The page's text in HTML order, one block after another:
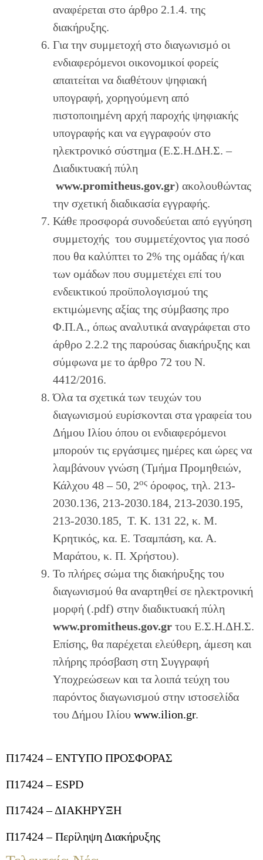
αναφέρεται στο άρθρο 2.1.4. της
διακήρυξης.
Για την συμμετοχή στο διαγωνισμό οι
ενδιαφερόμενοι οικονομικοί φορείς
απαιτείται να διαθέτουν ψηφιακή
υπογραφή, χορηγούμενη από
πιστοποιημένη αρχή παροχής ψηφιακής
υπογραφής και να εγγραφούν στο
ηλεκτρονικό σύστημα (Ε.Σ.Η.ΔΗ.Σ. –
Διαδικτυακή πύλη
www.promitheus.gov.gr) ακολουθώντας
την σχετική διαδικασία εγγραφής.
Κάθε προσφορά συνοδεύεται από εγγύηση
συμμετοχής του συμμετέχοντος για ποσό
που θα καλύπτει το 2% της ομάδας ή/και
των ομάδων που συμμετέχει επί του
ενδεικτικού προϋπολογισμού της
εκτιμώμενης αξίας της σύμβασης προ
Φ.Π.Α., όπως αναλυτικά αναγράφεται στο
άρθρο 2.2.2 της παρούσας διακήρυξης και
σύμφωνα με το άρθρο 72 του Ν.
4412/2016.
Όλα τα σχετικά των τευχών του
διαγωνισμού ευρίσκονται στα γραφεία του
Δήμου Ιλίου όπου οι ενδιαφερόμενοι
μπορούν τις εργάσιμες ημέρες και ώρες να
λαμβάνουν γνώση (Τμήμα Προμηθειών,
Κάλχου 48 – 50, 2ος όροφος, τηλ. 213-
2030.136, 213-2030.184, 213-2030.195,
213-2030.185, Τ. Κ. 131 22, κ. Μ.
Κρητικός, κα. Ε. Τσαμπάση, κα. Α.
Μαράτου, κ. Π. Χρήστου).
Το πλήρες σώμα της διακήρυξης του
διαγωνισμού θα αναρτηθεί σε ηλεκτρονική
μορφή (.pdf) στην διαδικτυακή πύλη
www.promitheus.gov.gr του Ε.Σ.Η.ΔΗ.Σ.
Επίσης, θα παρέχεται ελεύθερη, άμεση και
πλήρης πρόσβαση στη Συγγραφή
Υποχρεώσεων και τα λοιπά τεύχη του
παρόντος διαγωνισμού στην ιστοσελίδα
του Δήμου Ιλίου www.ilion.gr.
Π17424 – ΕΝΤΥΠΟ ΠΡΟΣΦΟΡΑΣ
Π17424 – ESPD
Π17424 – ΔΙΑΚΗΡΥΞΗ
Π17424 – Περίληψη Διακήρυξης